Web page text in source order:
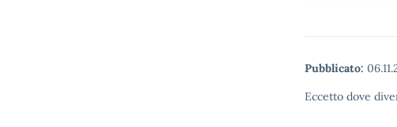
Pubblicato:
Eccetto dove